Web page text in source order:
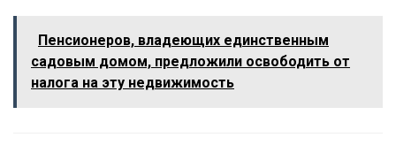
Пенсионеров, владеющих единственным
садовым домом, предложили освободить от
налога на эту недвижимость